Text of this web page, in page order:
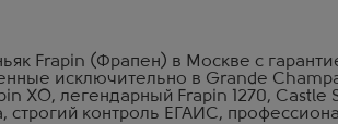
Frapin (Фрапен) в Москве с
исключительно в Grande
XO, легендарный Frapin 1270,
строгий контроль ЕГАИС,